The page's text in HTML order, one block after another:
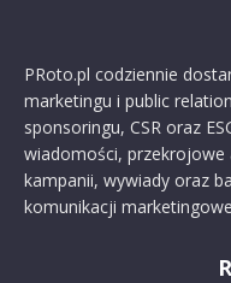
PRoto.pl codziennie
marketingu i public
sponsoringu, CSR oraz
wiadomości, przekrojowe
kampanii, wywiady oraz
komunikacji